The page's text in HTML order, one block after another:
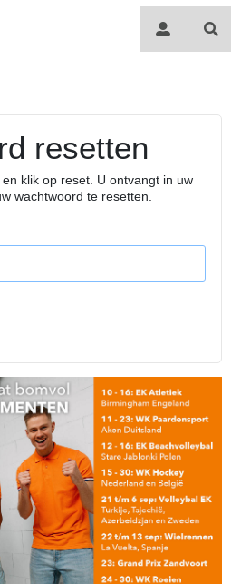
resetten
klik op reset. U ontvangt in uw
wachtwoord te resetten.